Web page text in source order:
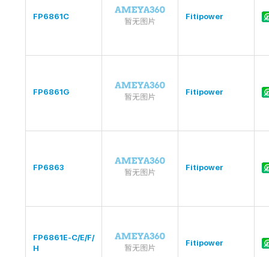
FP6861C Fitipower
FP6861G Fitipower
FP6863 Fitipower
FP6861E-C/E/F/
H
Fitipower